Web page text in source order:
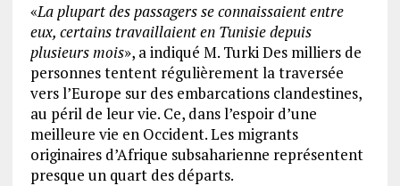
«La plupart des passagers se connaissaient entre
eux, certains travaillaient en Tunisie depuis
plusieurs mois», a indiqué M. Turki Des milliers de
personnes tentent régulièrement la traversée
vers l’Europe sur des embarcations clandestines,
au péril de leur vie. Ce, dans l’espoir d’une
meilleure vie en Occident. Les migrants
originaires d’Afrique subsaharienne représentent
presque un quart des départs.